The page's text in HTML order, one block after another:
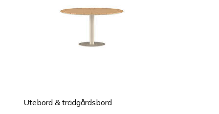
Utebord & trädgårdsbord